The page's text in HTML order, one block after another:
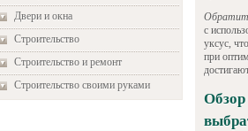
Двери и окна
Строительство
Строительство и ремонт
Строительство своими руками
с
уксус,
при
Обзор